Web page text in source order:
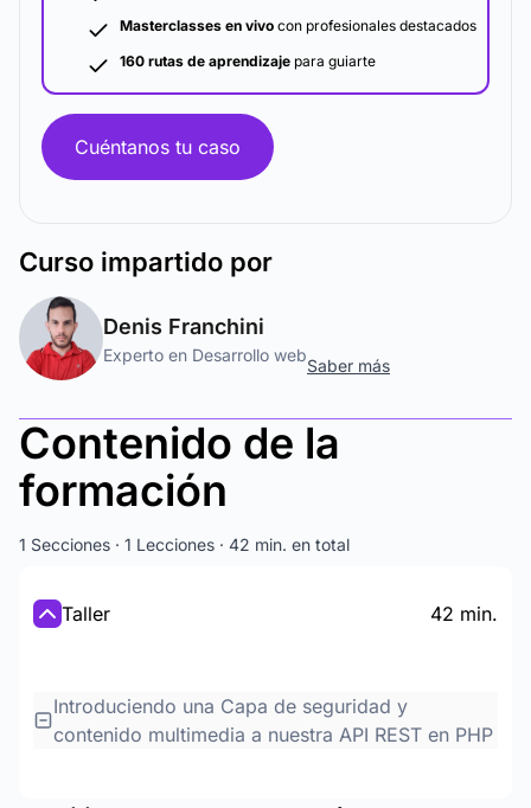
Masterclasses en vivo con profesionales destacados
160 rutas de aprendizaje para guiarte
Cuéntanos tu caso
Curso impartido por
Denis Franchini
Experto en Desarrollo web
Saber más
Contenido de la
formación
1 Secciones · 1 Lecciones · 42 min. en total
Taller 42 min.
Introduciendo una Capa de seguridad y
contenido multimedia a nuestra API REST en PHP